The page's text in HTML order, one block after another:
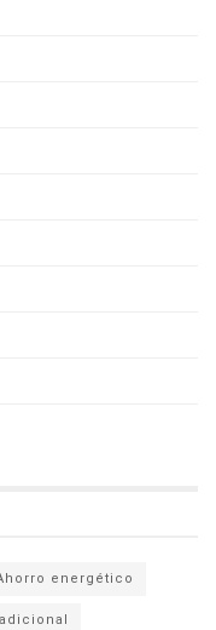
energético